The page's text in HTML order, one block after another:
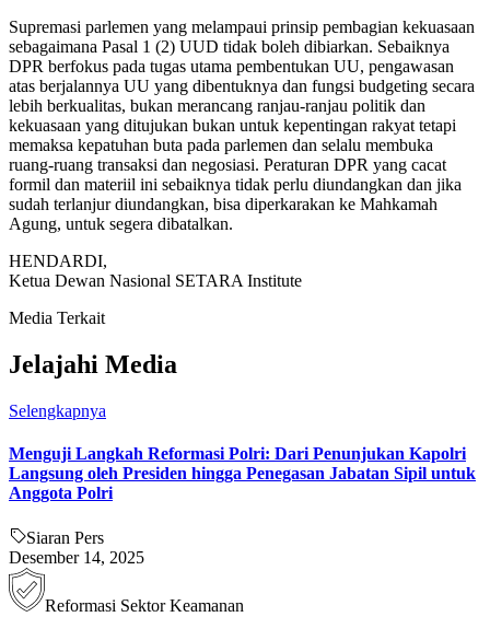
Supremasi parlemen yang melampaui prinsip pembagian kekuasaan
sebagaimana Pasal 1 (2) UUD tidak boleh dibiarkan. Sebaiknya
DPR berfokus pada tugas utama pembentukan UU, pengawasan
atas berjalannya UU yang dibentuknya dan fungsi budgeting secara
lebih berkualitas, bukan merancang ranjau-ranjau politik dan
kekuasaan yang ditujukan bukan untuk kepentingan rakyat tetapi
memaksa kepatuhan buta pada parlemen dan selalu membuka
ruang-ruang transaksi dan negosiasi. Peraturan DPR yang cacat
formil dan materiil ini sebaiknya tidak perlu diundangkan dan jika
sudah terlanjur diundangkan, bisa diperkarakan ke Mahkamah
Agung, untuk segera dibatalkan.
HENDARDI,
Ketua Dewan Nasional SETARA Institute
Media Terkait
Jelajahi Media
Selengkapnya
Menguji Langkah Reformasi Polri: Dari Penunjukan Kapolri
Langsung oleh Presiden hingga Penegasan Jabatan Sipil untuk
Anggota Polri
Siaran Pers
Desember 14, 2025
Reformasi Sektor Keamanan